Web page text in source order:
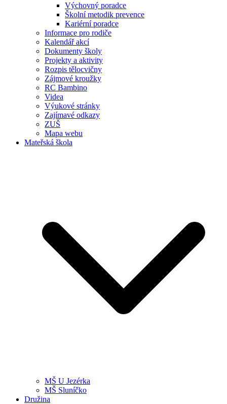
Výchovný poradce
Školní metodik prevence
Kariérní poradce
Informace pro rodiče
Kalendář akcí
Dokumenty školy
Projekty a aktivity
Rozpis tělocvičny
Zájmové kroužky
RC Bambino
Videa
Výukové stránky
Zajímavé odkazy
ZUŠ
Mapa webu
Mateřská škola
MŠ U Jezérka
MŠ Sluníčko
Družina